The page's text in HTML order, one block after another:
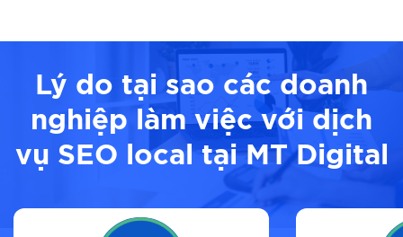
Lý do tại sao các doanh
nghiệp làm việc với dịch
vụ SEO local tại MT Digital